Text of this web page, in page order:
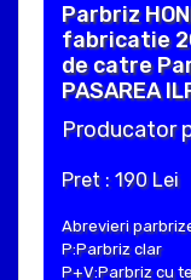
Parbriz
fabricatie
de catre
PASAREA
Producator
Pret : 190 Lei
Abrevieri
P:Parbriz clar
P+V:Parbriz cu